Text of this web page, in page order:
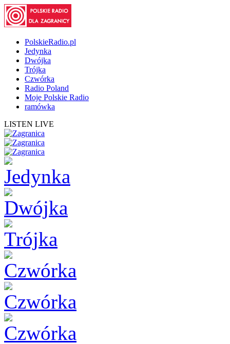
PolskieRadio.pl
Jedynka
Dwójka
Trójka
Czwórka
Radio Poland
Moje Polskie Radio
ramówka
LISTEN LIVE